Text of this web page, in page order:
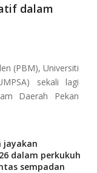
dalam
(PBM), Universiti
sekali lagi
Daerah Pekan
jayakan
dalam perkukuh
sempadan